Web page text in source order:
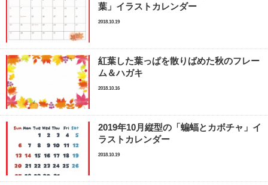
葉」イラストカレンダー
2018.10.19
紅葉した葉っぱを散りばめた秋のフレー
ム＆ハガキ
2018.10.16
2019年10月縦型の「蝙蝠とカボチャ」イ
ラストカレンダー
2018.10.19